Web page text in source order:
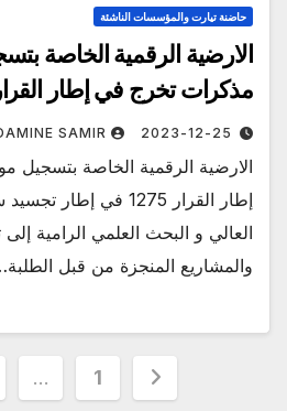
حاضنة تيارت والمؤسسات الناشئة
الارضية الرقمية الخاصة
مذكرات تخرج في إطار القرار
2023-12-25
SAMIR
الارضية الرقمية الخاصة
إطار القرار 1275 في
العالي و البحث العلمي الرامية إلى
والمشاريع المنجزة من قبل
تعدد
1
…